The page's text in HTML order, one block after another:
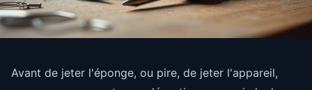
Avant de jeter l'éponge, ou pire, de jeter l'appareil,